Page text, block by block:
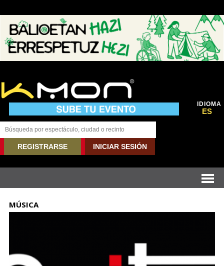
IDIOMA
ES
REGISTRARSE INICIAR SESIÓN
MÚSICA